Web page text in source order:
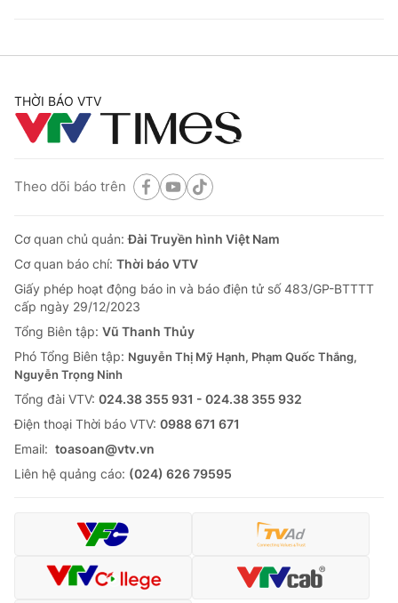
THỜI BÁO VTV
Theo dõi báo trên
Cơ quan chủ quản:Đài Truyền hình Việt Nam
Cơ quan báo chí: Thời báo VTV
Giấy phép hoạt động báo in và báo điện tử số 483/GP-BTTTT
cấp ngày 29/12/2023
Tổng Biên tập: Vũ Thanh Thủy
Phó Tổng Biên tập: Nguyễn Thị Mỹ Hạnh, Phạm Quốc Thắng,
Nguyễn Trọng Ninh
Tổng đài VTV: 024.38 355 931 - 024.38 355 932
Ðiện thoại Thời báo VTV: 0988 671 671
Email: toasoan@vtv.vn
Liên hệ quảng cáo: (024) 626 79595